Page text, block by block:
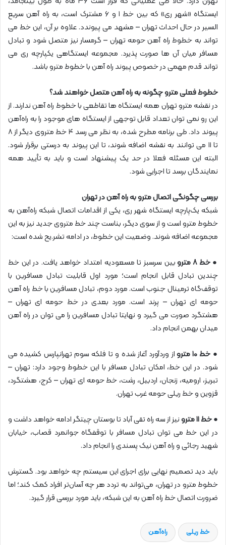
ایستگاه «شهر ری» که بین خط ۱ و ۶ مشترک است، به راه آهن سریع
‌السیر در حال احداث تهران – مشهد می پیوندد. علاوه بر آن، این خط می
تواند به خطوط راه آهن حومه تهران – گرمسار نیز متصل شود و تبادل
مسافر میان آن ها صورت پذیرد. مجموعه ایستگاهی یکپارچه ری می
تواند قدم مهمی در خصوص پیوند راه آهن با خطوط مترو باشد.
خطوط فعلی مترو چگونه به راه آهن متصل خواهند شد؟
در نقشه مترو تهران همه ایستگاه ها تقاطعی با خطوط راه آهن ندارند. از
این رو نمی توان تعداد قابل توجهی از ایستگاه های موجود را به راه‌آهن
پیوند داد. طی برنامه مطرح شده، به نظر می رسد ۴ خط متروی دیگر از ۸
تا ۱۱ می توانند به نقشه اضافه شوند، تا این پیوند به درستی برقرار شود.
البته این مسئله فعلا در حد یک پیشنهاد است و باید به تأیید همه
نمایندگان برسد تا اجرایی شود.
بررسی چگونگی اتصال مترو به راه آهن در تهران
شبکه یک‌پارچه ایستگاه شهر ری، یکی از اقدامات اتصال شبکه راه‌آهن به
خطوط مترو است و از سوی دیگر، بناست چند خط متروی جدید نیز به این
مجموعه اضافه شوند. وضعیت این خطوط، در ادامه تشر.یح شده است:
●خط ۸ مترو
بین سرسبز تا مسعودیه امتداد خواهد یافت. در این خط
چندین تبادل قابل انجام است؛ مورد اول قابلیت تبادل مسافرین با
توقف‌گاه ترمینال جنوب است. مورد دوم، تبادل مسافرین با خط راه آهن
حومه ای تهران – پرند است. مورد بعدی در خط حومه ای تهران –
هشتگرد صورت می گیرد و نهایتا تبادل مسافرین را می توان در راه آهن
میدان بهمن انجام داد.
● خط ۱۰ مترو
از وردآورد آغاز شده و تا فلکه سوم تهرانپارس کشیده می
شود. در این خط، امکان تبادل مسافر با این خطوط وجود دارد: تهران –
تبریز، ارومیه، زنجان، اردبیل، رشت، خط حومه ای تهران – کرج، هشتگرد،
قزوین و خط ریلی حومه غرب تهران.
●خط ۱۱ مترونیز از سه راه تقی آباد تا بوستان چیتگر ادامه خواهد داشت و
در این خط می توان تبادل مسافر با توقفگاه جوانمرد قصاب، خیابان
شهید رجائی و راه آهن نیک پسندی را انجام داد.
باید دید تصمیم نهایی برای اجرای این سیستم چه خواهد بود. گسترش
خطوط مترو در تهران، می‌تواند به تردد هر چه آسان‌تر افراد کمک کند؛ اما
ضرورت اتصال خط راه آهن به این شبکه، باید مورد بررسی قرار گیرد.
خط ریلی راه‌آهن